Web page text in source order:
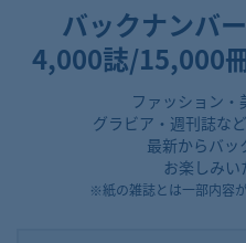
バックナンバ
4,000誌/15,000
ファッション・
グラビア・週刊誌な
最新からバッ
お楽しみい
※紙の雑誌とは一部内容